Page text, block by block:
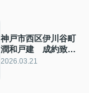
神戸市西区伊川谷町
潤和戸建 成約致し
ました！ 2026年3
2026.03.21